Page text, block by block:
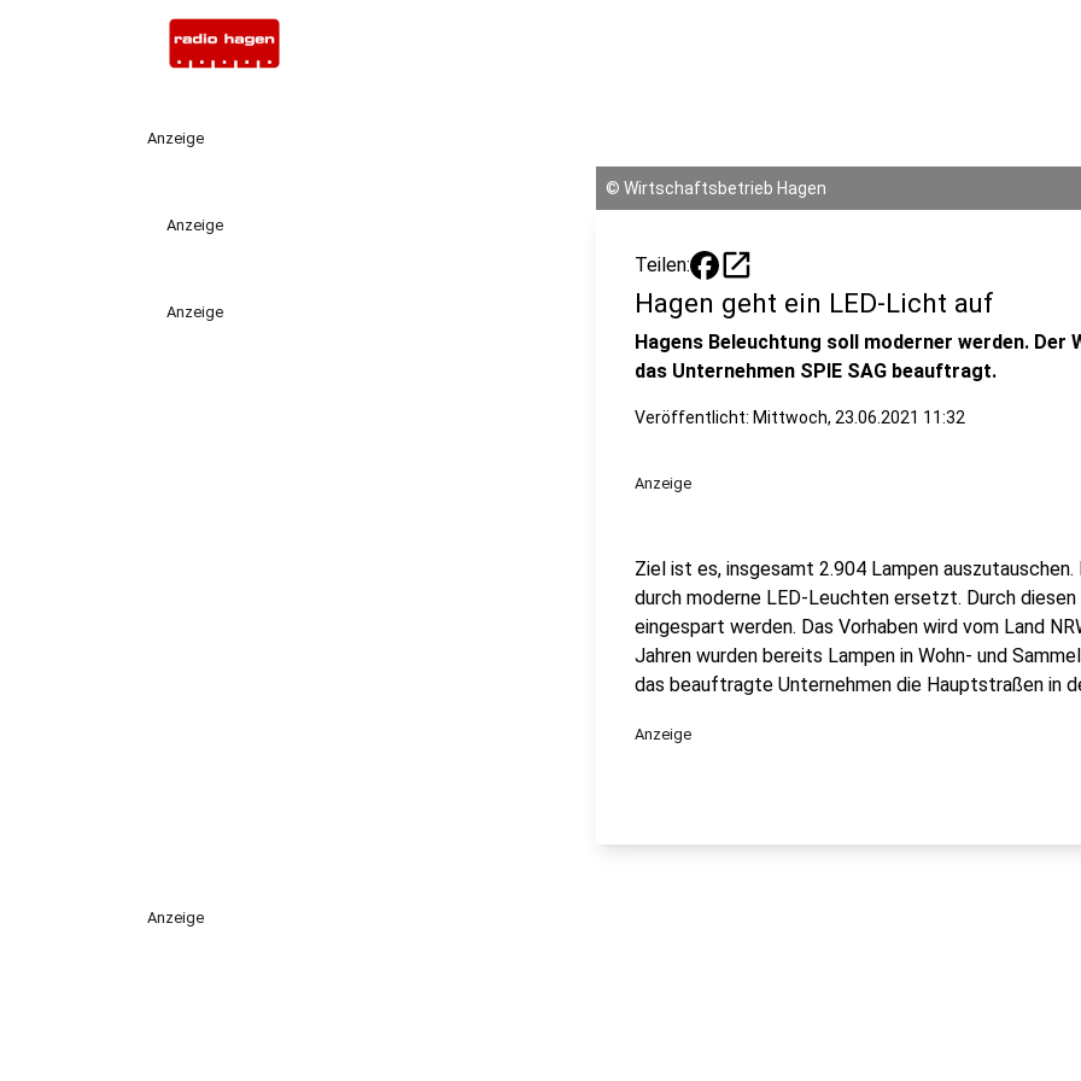
Anzeige
Anzeige
Anzeige
© Wirtschaftsbetrieb Hagen
Teilen: open_in_new
Hagen geht ein LED-Licht auf
Hagens Beleuchtung soll moderner werden.
das Unternehmen SPIE SAG beauftragt.
Veröffentlicht: Mittwoch, 23.06.2021 11:32
Anzeige
Ziel ist es, insgesamt 2.904 Lampen
durch moderne LED-Leuchten ersetzt. Durch
eingespart werden. Das Vorhaben wird vom Land
Jahren wurden bereits Lampen in Wohn- und
das beauftragte Unternehmen die Hauptstraßen in
Anzeige
Anzeige